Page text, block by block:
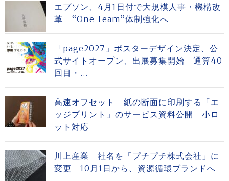
エプソン、4月1日付で大規模人事・機構改
革 “One Team”体制強化へ
「page2027」ポスターデザイン決定、公
式サイトオープン、出展募集開始 通算40
回目・...
高速オフセット 紙の断面に印刷する「エ
ッジプリント」のサービス資料公開 小ロ
ット対応
川上産業 社名を「プチプチ株式会社」に
変更 10月1日から、資源循環ブランドへ